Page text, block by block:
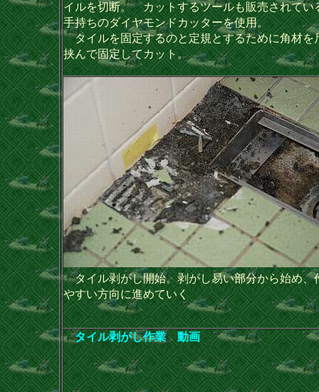
イルを切断。 カットするツールも販売されてい
手持ちのダイヤモンドカッターを使用。
タイルを固定するのと定規とするために角材を
挟んで固定してカット。
タイル剥がし開始。剥がし易い部分から始め、
やすい方向に進めていく
タイル剥がし作業 動画